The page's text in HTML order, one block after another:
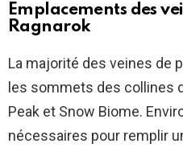
Emplacements des
Ragnarok
La majorité des veines de
les sommets des collines
Peak et Snow Biome.
nécessaires pour remplir